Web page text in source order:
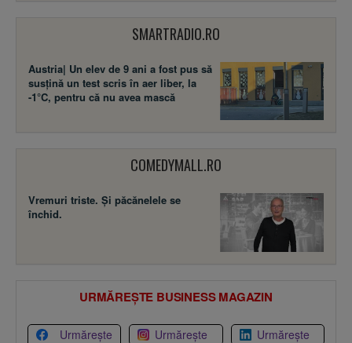
SMARTRADIO.RO
Austria| Un elev de 9 ani a fost pus să
susţină un test scris în aer liber, la
-1°C, pentru că nu avea mască
COMEDYMALL.RO
Vremuri triste. Şi păcănelele se
închid.
URMĂREȘTE BUSINESS MAGAZIN
Urmărește Urmărește Urmărește